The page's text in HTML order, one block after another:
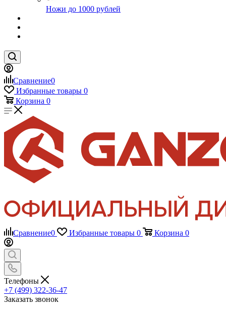
Ножи до 1000 рублей
Сравнение0
Избранные товары 0
Корзина 0
Сравнение0 Избранные товары 0 Корзина 0
Телефоны
+7 (499) 322-36-47
Заказать звонок